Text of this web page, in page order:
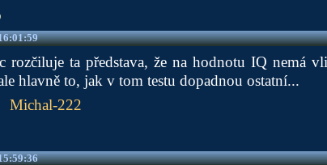
rozčiluje ta představa, že na hodnotu IQ nemá
hlavně to, jak v tom testu dopadnou ostatní...
Michal-222